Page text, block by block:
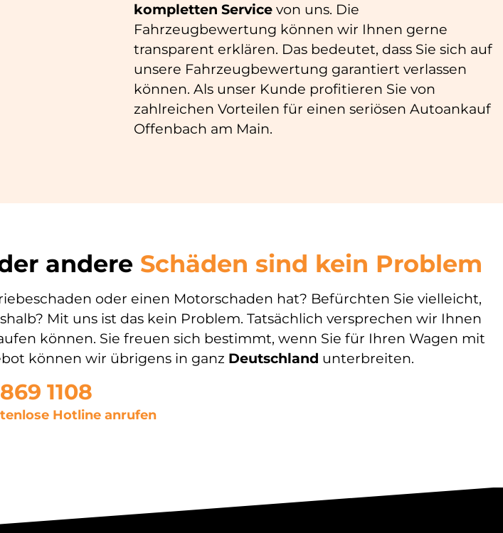
kompletten Servicevon uns. Die
Fahrzeugbewertung können wir Ihnen gerne
transparent erklären. Das bedeutet, dass Sie sich auf
unsere Fahrzeugbewertung garantiert verlassen
können. Als unser Kunde profitieren Sie von
zahlreichen Vorteilen für einen seriösen Autoankauf
Offenbach am Main.
andere Schäden sind kein Problem
oder einen Motorschaden hat? Befürchten Sie vielleicht,
Mit uns ist das kein Problem. Tatsächlich versprechen wir Ihnen
können. Sie freuen sich bestimmt, wenn Sie für Ihren Wagen mit
können wir übrigens in ganz Deutschland unterbreiten.
1108
Hotline anrufen